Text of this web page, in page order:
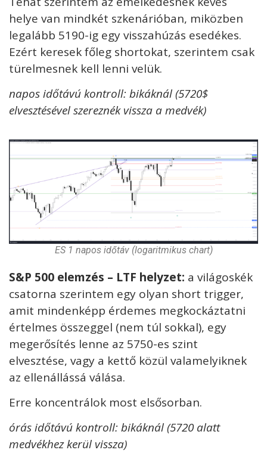
helye van mindkét szkenárióban, miközben
legalább 5190-ig egy visszahúzás esedékes.
Ezért keresek főleg shortokat, szerintem csak
türelmesnek kell lenni velük.
napos időtávú kontroll: bikáknál (5720$
elvesztésével szereznék vissza a medvék)
ES 1 napos időtáv (logaritmikus chart)
S&P 500 elemzés – LTF helyzet: a világoskék
csatorna szerintem egy olyan short trigger,
amit mindenképp érdemes megkockáztatni
értelmes összeggel (nem túl sokkal), egy
megerősítés lenne az 5750-es szint
elvesztése, vagy a kettő közül valamelyiknek
az ellenállássá válása.
Erre koncentrálok most elsősorban.
órás időtávú kontroll: bikáknál (5720 alatt
medvékhez kerül vissza)